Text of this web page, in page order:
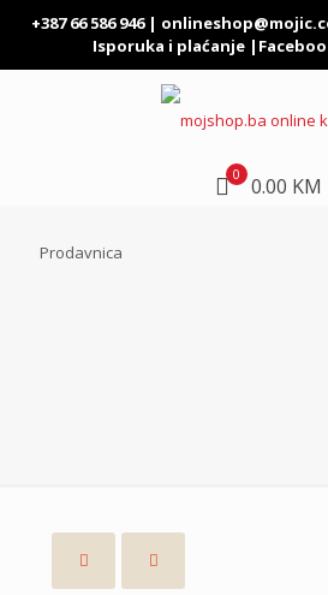
+387 66 586 946 |
Isporuka i plaćanje|
0 0.00 KM
Prodavnica